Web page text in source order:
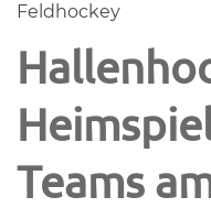
Feldhockey
Teams